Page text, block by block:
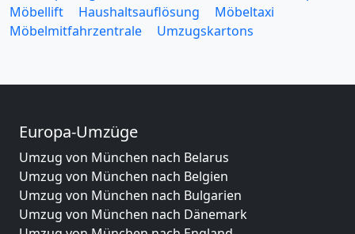
Möbellift
Haushaltsauflösung
Möbeltaxi
Möbelmitfahrzentrale
Umzugskartons
Europa-Umzüge
Umzug von München nach Belarus
Umzug von München nach Belgien
Umzug von München nach Bulgarien
Umzug von München nach Dänemark